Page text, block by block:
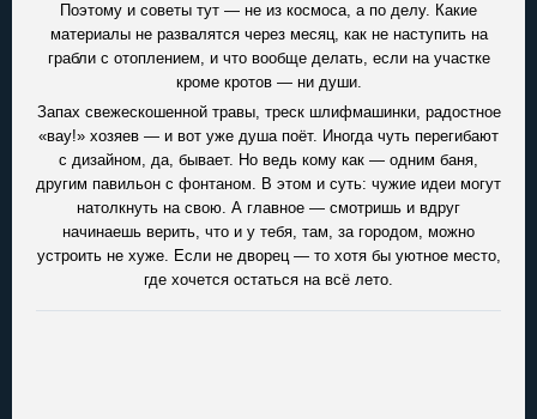
Поэтому и советы тут — не из космоса, а по делу. Какие
материалы не развалятся через месяц, как не наступить на
грабли с отоплением, и что вообще делать, если на участке
кроме кротов — ни души.
Запах свежескошенной травы, треск шлифмашинки, радостное
«вау!» хозяев — и вот уже душа поёт. Иногда чуть перегибают
с дизайном, да, бывает. Но ведь кому как — одним баня,
другим павильон с фонтаном. В этом и суть: чужие идеи могут
натолкнуть на свою. А главное — смотришь и вдруг
начинаешь верить, что и у тебя, там, за городом, можно
устроить не хуже. Если не дворец — то хотя бы уютное место,
где хочется остаться на всё лето.